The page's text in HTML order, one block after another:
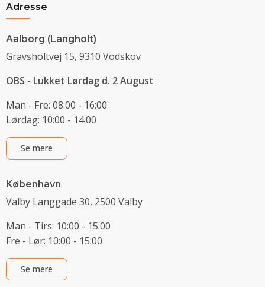
Adresse
Aalborg (Langholt)
Gravsholtvej 15, 9310 Vodskov
OBS - Lukket Lørdag d. 2 August
Man - Fre: 08:00 - 16:00
Lørdag: 10:00 - 14:00
Se mere
København
Valby Langgade 30, 2500 Valby
Man - Tirs: 10:00 - 15:00
Fre - Lør: 10:00 - 15:00
Se mere